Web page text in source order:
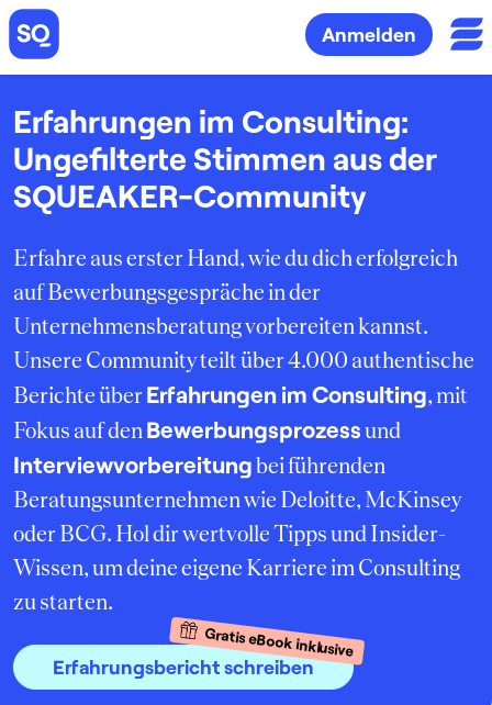
Anmelden
Erfahrungen im Consulting:
Ungefilterte Stimmen aus der
SQUEAKER-Community
Erfahre aus erster Hand, wie du dich erfolgreich
auf Bewerbungsgespräche in der
Unternehmensberatung vorbereiten kannst.
Unsere Community teilt über 4.000 authentische
Berichte überErfahrungen im Consulting, mit
Fokus auf den Bewerbungsprozessund
Interviewvorbereitungbei führenden
Beratungsunternehmen wie Deloitte, McKinsey
oder BCG. Hol dir wertvolle Tipps und Insider-
Wissen, um deine eigene Karriere im Consulting
zu starten.
Erfahrungsbericht schreiben
Gratis eBook inklusive